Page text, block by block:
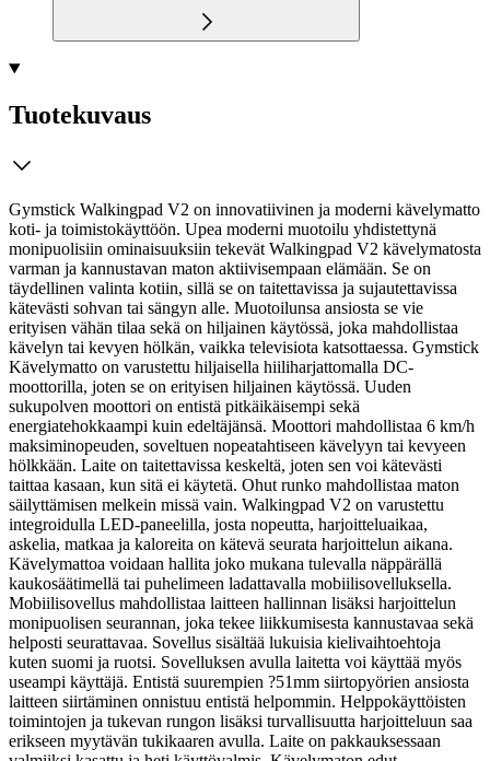
Tuotekuvaus
Gymstick Walkingpad V2 on innovatiivinen ja moderni kävelymatto
koti- ja toimistokäyttöön. Upea moderni muotoilu yhdistettynä
monipuolisiin ominaisuuksiin tekevät Walkingpad V2 kävelymatosta
varman ja kannustavan maton aktiivisempaan elämään. Se on
täydellinen valinta kotiin, sillä se on taitettavissa ja sujautettavissa
kätevästi sohvan tai sängyn alle. Muotoilunsa ansiosta se vie
erityisen vähän tilaa sekä on hiljainen käytössä, joka mahdollistaa
kävelyn tai kevyen hölkän, vaikka televisiota katsottaessa. Gymstick
Kävelymatto on varustettu hiljaisella hiiliharjattomalla DC-
moottorilla, joten se on erityisen hiljainen käytössä. Uuden
sukupolven moottori on entistä pitkäikäisempi sekä
energiatehokkaampi kuin edeltäjänsä. Moottori mahdollistaa 6 km/h
maksiminopeuden, soveltuen nopeatahtiseen kävelyyn tai kevyeen
hölkkään. Laite on taitettavissa keskeltä, joten sen voi kätevästi
taittaa kasaan, kun sitä ei käytetä. Ohut runko mahdollistaa maton
säilyttämisen melkein missä vain. Walkingpad V2 on varustettu
integroidulla LED-paneelilla, josta nopeutta, harjoitteluaikaa,
askelia, matkaa ja kaloreita on kätevä seurata harjoittelun aikana.
Kävelymattoa voidaan hallita joko mukana tulevalla näppärällä
kaukosäätimellä tai puhelimeen ladattavalla mobiilisovelluksella.
Mobiilisovellus mahdollistaa laitteen hallinnan lisäksi harjoittelun
monipuolisen seurannan, joka tekee liikkumisesta kannustavaa sekä
helposti seurattavaa. Sovellus sisältää lukuisia kielivaihtoehtoja
kuten suomi ja ruotsi. Sovelluksen avulla laitetta voi käyttää myös
useampi käyttäjä. Entistä suurempien ?51mm siirtopyörien ansiosta
laitteen siirtäminen onnistuu entistä helpommin. Helppokäyttöisten
toimintojen ja tukevan rungon lisäksi turvallisuutta harjoitteluun saa
erikseen myytävän tukikaaren avulla. Laite on pakkauksessaan